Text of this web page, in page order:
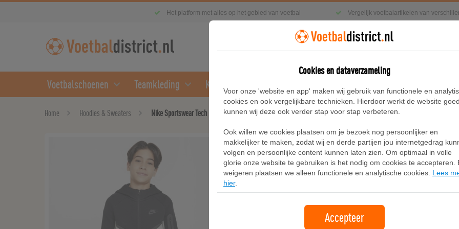
Het platform met alles op het gebied van voetbal Vergelijk voetbalartikelen van
Voetbalschoenen Teamkleding Kleding
Home Hoodies & Sweaters Nike Sportswear Tech Fleece Hoodie met rits voor kids - Grijs
Nike Sportswear Tech Fleece
Merk:Nike
79,99
Bekijk bij Nike
Cookies en dataverzameling
Voor onze 'website en app' maken wij gebruik van functionele en
cookies en ook vergelijkbare technieken. Hierdoor werkt de website
kunnen wij deze ook verder stap voor stap verbeteren.
Ook willen we cookies plaatsen om je bezoek nog persoonlijker en
makkelijker te maken, zodat wij en derde partijen jou internetgedrag
volgen en persoonlijke content kunnen laten zien. Om optimaal in volle
glorie onze website te gebruiken is het nodig om cookies te accepteren.
weigeren plaatsen we alleen functionele en analytische cookies. Lees
hier.
Accepteer